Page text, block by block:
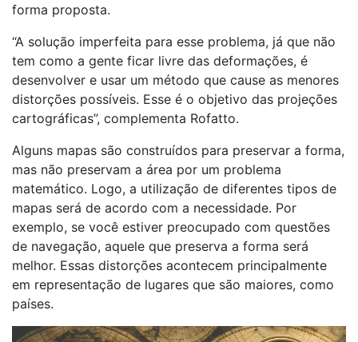
forma proposta.
“A solução imperfeita para esse problema, já que não
tem como a gente ficar livre das deformações, é
desenvolver e usar um método que cause as menores
distorções possíveis. Esse é o objetivo das projeções
cartográficas”, complementa Rofatto.
Alguns mapas são construídos para preservar a forma,
mas não preservam a área por um problema
matemático. Logo, a utilização de diferentes tipos de
mapas será de acordo com a necessidade. Por
exemplo, se você estiver preocupado com questões
de navegação, aquele que preserva a forma será
melhor. Essas distorções acontecem principalmente
em representação de lugares que são maiores, como
países.